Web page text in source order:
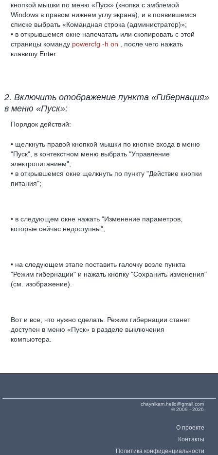
кнопкой мышки по меню «Пуск» (кнопка с эмблемой
Windows в правом нижнем углу экрана), и в появившемся
списке выбрать «Командная строка (администратор)»;
• в открывшемся окне напечатать или скопировать с этой
страницы команду powercfg -h on , после чего нажать
клавишу Enter.
2. Включить отображение пункта «Гибернация»
в меню «Пуск»:
Порядок действий:
• щелкнуть правой кнопкой мышки по кнопке входа в меню
"Пуск", в контекстном меню выбрать "Управление
электропитанием";
• в открывшемся окне щелкнуть по пункту "Действие кнопки
питания";
• в следующем окне нажать "Изменение параметров,
которые сейчас недоступны";
• на следующем этапе поставить галочку возле пункта
"Режим гибернации" и нажать кнопку "Сохранить изменения"
(см. изображение).
Вот и все, что нужно сделать. Режим гибернации станет
доступен в меню «Пуск» в разделе выключения
компьютера.
chaynikam.hello@gmail.com
© 2009 - 2026
О проекте
Контакты
Политика конфиденциальности